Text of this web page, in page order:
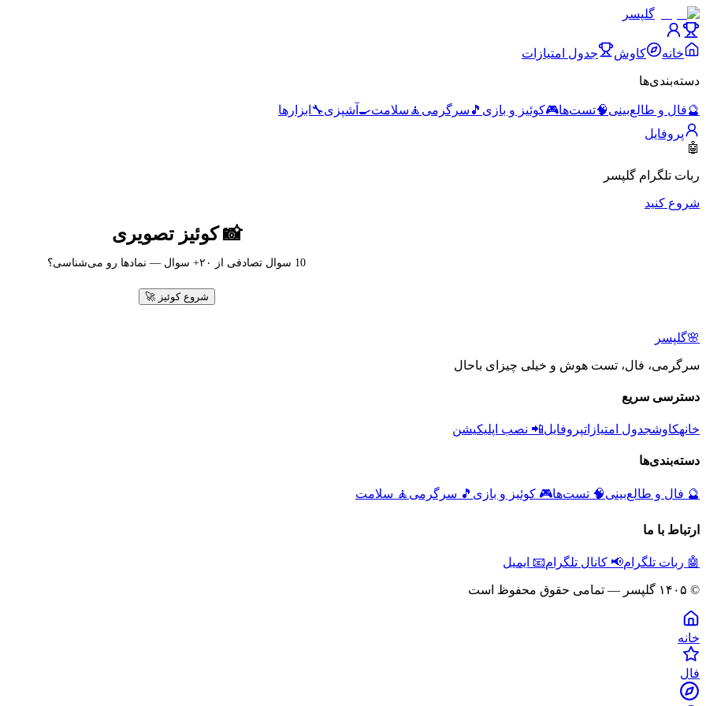
گلپسر
خانه کاوش جدول امتیازات
دسته‌بندی‌ها
🔮فال و طالع‌بینی🧠تست‌ها🎮کوئیز و بازی 🎵 سرگرمی 🧘 سلامت🍳 آشپزی🔧 ابزارها
پروفایل
🤖
ربات تلگرام گلپسر
شروع کنید
📸 کوئیز تصویری
10 سوال تصادفی از ۲۰+ سوال — نمادها رو می‌شناسی؟
شروع کوئیز 🚀
🌸گلپسر
سرگرمی، فال، تست هوش و خیلی چیزای باحال
دسترسی سریع
خانهکاوشجدول امتیازاتپروفایل📲 نصب اپلیکیشن
دسته‌بندی‌ها
🔮 فال و طالع‌بینی🧠 تست‌ها🎮 کوئیز و بازی 🎵 سرگرمی 🧘 سلامت
ارتباط با ما
🤖 ربات تلگرام📢 کانال تلگرام📧 ایمیل
© ۱۴۰۵ گلپسر — تمامی حقوق محفوظ است
خانه
فال